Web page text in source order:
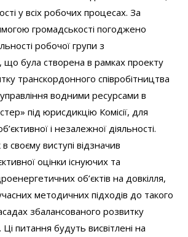
у всіх робочих процесах. За
громадськості погоджено
робочої групи з
що була створена в рамках проекту
транскордонного співробітництва
водними ресурсами в
під юрисдикцію Комісії, для
і незалежної діяльності.
своєму виступі відзначив
оцінки існуючих та
об’єктів на довкілля,
методичних підходів до такого
збалансованого розвитку
питання будуть висвітлені на